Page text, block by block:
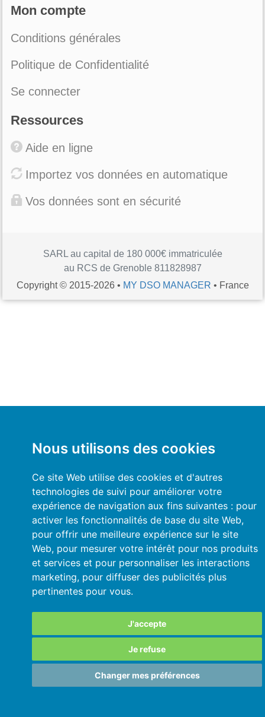
Nous utilisons des cookies
Ce site Web utilise des cookies et d'autres
technologies de suivi pour améliorer votre
expérience de navigation aux fins suivantes : pour
activer les fonctionnalités de base du site Web,
pour offrir une meilleure expérience sur le site
Web, pour mesurer votre intérêt pour nos produits
et services et pour personnaliser les interactions
marketing, pour diffuser des publicités plus
pertinentes pour vous.
J'accepte
Je refuse
Changer mes préférences
Mon compte
Conditions générales
Politique de Confidentialité
Se connecter
Ressources
Aide en ligne
Importez vos données en automatique
Vos données sont en sécurité
SARL au capital de 180 000€ immatriculée
au RCS de Grenoble 811828987
Copyright © 2015-2026 • MY DSO MANAGER • France